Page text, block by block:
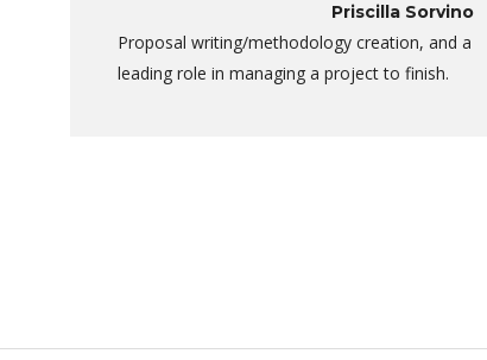
Priscilla Sorvino
Proposal writing/methodology creation, and a
leading role in managing a project to finish.